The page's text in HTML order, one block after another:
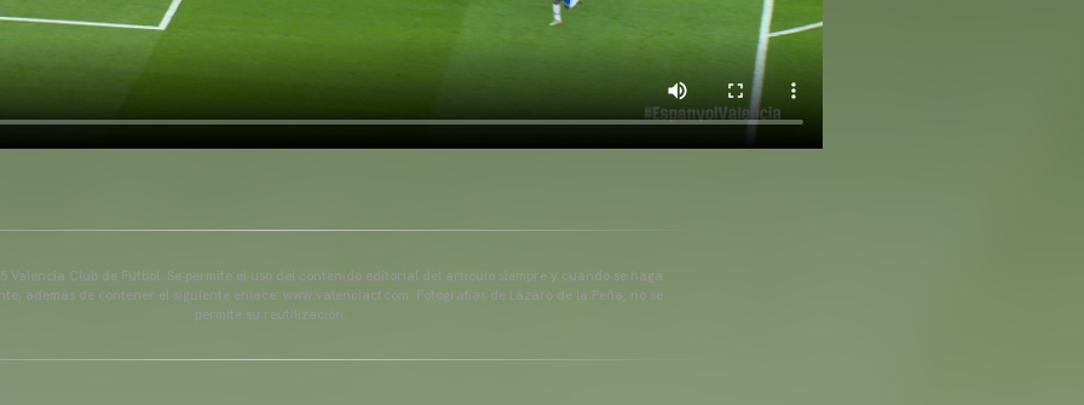
Valencia Club de Fútbol. Se permite el uso del contenido editorial del artículo siempre y cuando se haga
además de contener el siguiente enlace: www.valenciacf.com. Fotografías de Lázaro de la Peña, no se
permite su reutilización.